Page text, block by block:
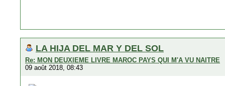
LA HIJA DEL MAR Y DEL SOL
Re: MON DEUXIEME LIVRE MAROC PAYS QUI M'A VU NAITRE
09 août 2018, 08:43